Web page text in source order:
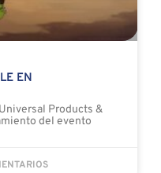
EN
Products &
del evento